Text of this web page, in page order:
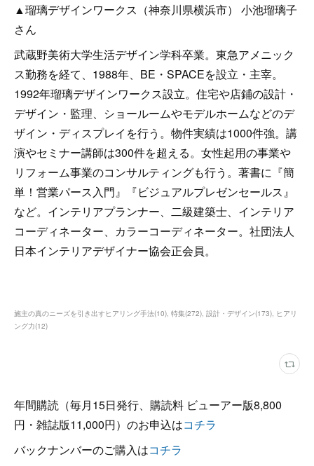
▲瑠璃デザインワークス（神奈川県横浜市） 小池瑠璃子
さん
武蔵野美術大学生活デザイン学科卒業。東急アメニック
ス勤務を経て、1988年、BE・SPACEを設立・主宰。
1992年瑠璃デザインワークス設立。住宅や店鋪の設計・
デザイン・監理、ショールームやモデルホームなどのデ
ザイン・ディスプレイを行う。物件実績は1000件強。講
演やセミナー講師は300件を超える。女性起用の事業や
リフォーム事業のコンサルティングも行う。著書に『簡
単！営業パース入門』『ビジュアルプレゼンセールス』
など。インテリアプランナー、二級建築士、インテリア
コーディネーター、カラーコーディネーター。社団法人
日本インテリアデザイナー協会正会員。
施主の真のニーズを引き出すヒアリング手法(10) 特集(272) 設計・デザイン(173) ヒアリ
ング力(12)
年間購読（毎月15日発行、購読料 ビューアー版8,800
円・雑誌版11,000円）のお申込はコチラ
バックナンバーのご購入はコチラ